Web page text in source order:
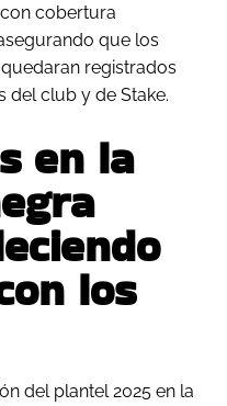
cobertura
que los
registrados
del club y de Stake.
en la
los
del plantel 2025 en la